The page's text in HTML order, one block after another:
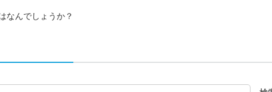
なんでしょうか？